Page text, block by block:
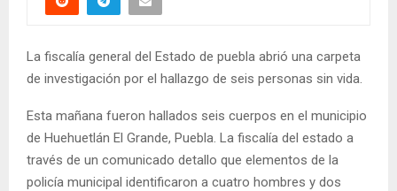
La fiscalía general del Estado de puebla abrió una carpeta
de investigación por el hallazgo de seis personas sin vida.
Esta mañana fueron hallados seis cuerpos en el municipio
de Huehuetlán El Grande, Puebla. La fiscalía del estado a
través de un comunicado detallo que elementos de la
policía municipal identificaron a cuatro hombres y dos